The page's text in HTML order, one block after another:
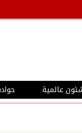
عالمية